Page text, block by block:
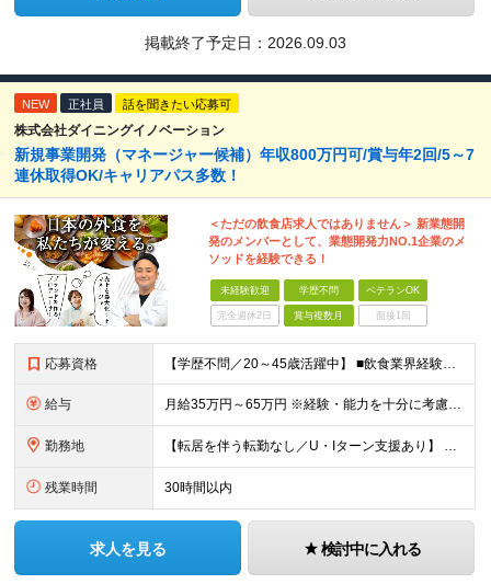
掲載終了予定日： 2026.09.03
NEW 正社員 話を聞きたい応募可
株式会社ダイニングイノベーション
新規事業開発（マネージャー候補）年収800万円可/賞与年2回/5～7
連休取得OK/キャリアパス多数！
＜ただの飲食店求人ではありません＞ 新業態開
発のメンバーとして、業態開発力NO.1企業のメ
ソッドを経験できる！
未経験歓迎 学歴不問 ベテランOK
完全週休2日 賞与複数月 面接1回
応募資格 【学歴不問／20～45歳活躍中】 ■飲食業界経験および販売／サービスの経験がある方を歓迎します 例えば「もっとこうすれば売れるのに」というアイデアを形にしたい方、経営陣に近いポジションでビジネスを
給与 月給35万円～65万円 ※経験・能力を十分に考慮し決定。 ※月給35万円～48万円までは非管理職となりますので、 上記月給には、月30時間分の固定残業代（61,620円～84,508円）および月10
勤務地 【転居を伴う転勤なし／U・Iターン支援あり】 本社（恵比寿）または当社が運営する東京都内の直営店舗での勤務 ※配属先は経験・希望・プロジェクト内容を踏まえて決定します。 ★社宅・引越支援制度あり（
残業時間 30時間以内
求人を見る 検討中に入れる